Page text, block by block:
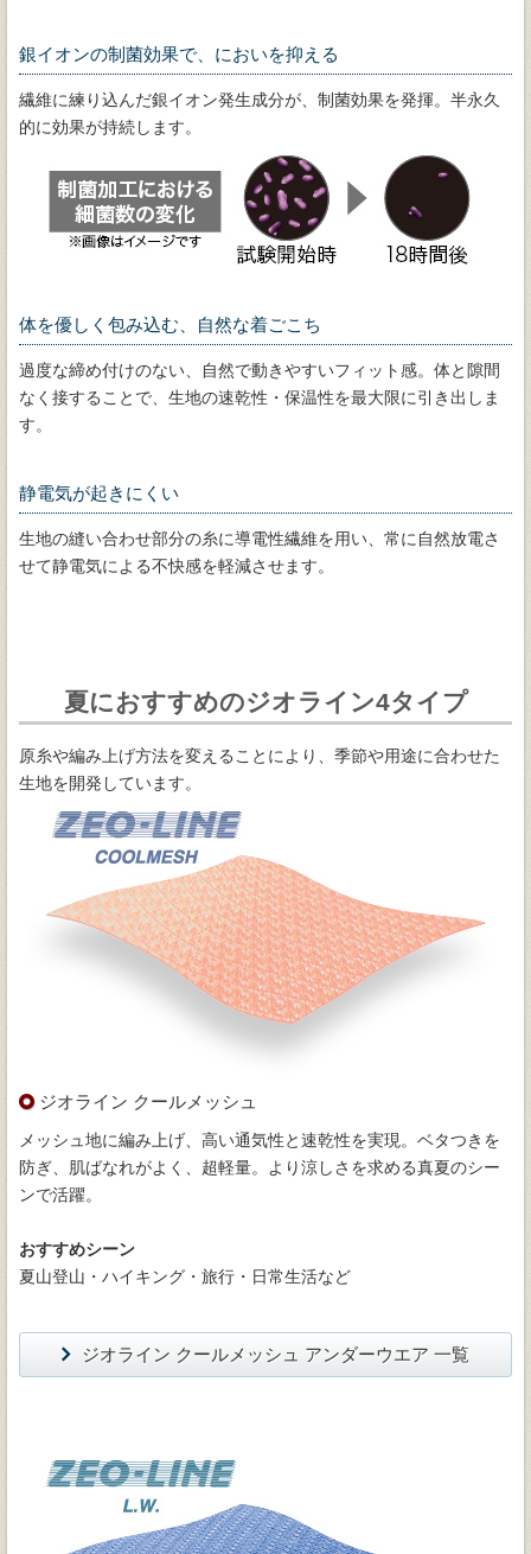
銀イオンの制菌効果で、においを抑える
繊維に練り込んだ銀イオン発生成分が、制菌効果を発揮。半永久
的に効果が持続します。
体を優しく包み込む、自然な着ごこち
過度な締め付けのない、自然で動きやすいフィット感。体と隙間
なく接することで、生地の速乾性・保温性を最大限に引き出しま
す。
静電気が起きにくい
生地の縫い合わせ部分の糸に導電性繊維を用い、常に自然放電さ
せて静電気による不快感を軽減させます。
夏におすすめのジオライン4タイプ
原糸や編み上げ方法を変えることにより、季節や用途に合わせた
生地を開発しています。
ジオライン クールメッシュ
メッシュ地に編み上げ、高い通気性と速乾性を実現。ベタつきを
防ぎ、肌ばなれがよく、超軽量。より涼しさを求める真夏のシー
ンで活躍。
おすすめシーン
夏山登山・ハイキング・旅行・日常生活など
ジオライン クールメッシュ アンダーウエア 一覧